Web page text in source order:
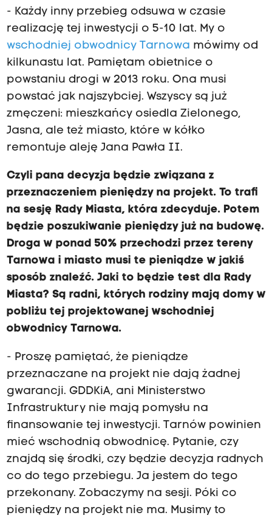
- Każdy inny przebieg odsuwa w czasie
realizację tej inwestycji o 5-10 lat. My o
wschodniej obwodnicy Tarnowa mówimy od
kilkunastu lat. Pamiętam obietnice o
powstaniu drogi w 2013 roku. Ona musi
powstać jak najszybciej. Wszyscy są już
zmęczeni: mieszkańcy osiedla Zielonego,
Jasna, ale też miasto, które w kółko
remontuje aleję Jana Pawła II.
Czyli pana decyzja będzie związana z
przeznaczeniem pieniędzy na projekt. To trafi
na sesję Rady Miasta, która zdecyduje. Potem
będzie poszukiwanie pieniędzy już na budowę.
Droga w ponad 50% przechodzi przez tereny
Tarnowa i miasto musi te pieniądze w jakiś
sposób znaleźć. Jaki to będzie test dla Rady
Miasta? Są radni, których rodziny mają domy w
pobliżu tej projektowanej wschodniej
obwodnicy Tarnowa.
- Proszę pamiętać, że pieniądze
przeznaczane na projekt nie dają żadnej
gwarancji. GDDKiA, ani Ministerstwo
Infrastruktury nie mają pomysłu na
finansowanie tej inwestycji. Tarnów powinien
mieć wschodnią obwodnicę. Pytanie, czy
znajdą się środki, czy będzie decyzja radnych
co do tego przebiegu. Ja jestem do tego
przekonany. Zobaczymy na sesji. Póki co
pieniędzy na projekt nie ma. Musimy to